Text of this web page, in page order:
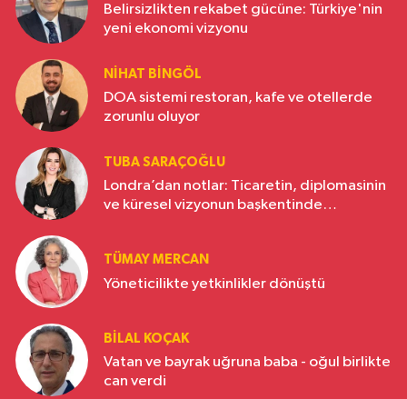
Belirsizlikten rekabet gücüne: Türkiye'nin
yeni ekonomi vizyonu
NIHAT BINGÖL
DOA sistemi restoran, kafe ve otellerde
zorunlu oluyor
TUBA SARAÇOĞLU
Londra’dan notlar: Ticaretin, diplomasinin
ve küresel vizyonun başkentinde
TÜMAY MERCAN
Yöneticilikte yetkinlikler dönüştü
BILAL KOÇAK
Vatan ve bayrak uğruna baba - oğul birlikte
can verdi